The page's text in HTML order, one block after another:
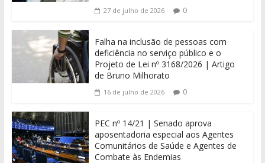
27 de julho de 2026 0
Falha na inclusão de pessoas com
deficiência no serviço público e o
Projeto de Lei nº 3168/2026 | Artigo
de Bruno Milhorato
16 de julho de 2026 0
PEC nº 14/21 | Senado aprova
aposentadoria especial aos Agentes
Comunitários de Saúde e Agentes de
Combate às Endemias